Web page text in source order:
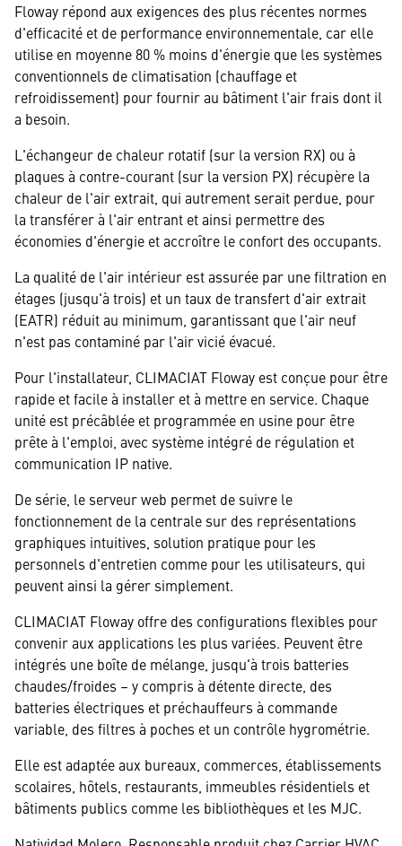
Floway répond aux exigences des plus récentes normes
d'efficacité et de performance environnementale, car elle
utilise en moyenne 80 % moins d'énergie que les systèmes
conventionnels de climatisation (chauffage et
refroidissement) pour fournir au bâtiment l'air frais dont il
a besoin.
L'échangeur de chaleur rotatif (sur la version RX) ou à
plaques à contre-courant (sur la version PX) récupère la
chaleur de l'air extrait, qui autrement serait perdue, pour
la transférer à l'air entrant et ainsi permettre des
économies d'énergie et accroître le confort des occupants.
La qualité de l'air intérieur est assurée par une filtration en
étages (jusqu'à trois) et un taux de transfert d'air extrait
(EATR) réduit au minimum, garantissant que l'air neuf
n'est pas contaminé par l'air vicié évacué.
Pour l'installateur, CLIMACIAT Floway est conçue pour être
rapide et facile à installer et à mettre en service. Chaque
unité est précâblée et programmée en usine pour être
prête à l'emploi, avec système intégré de régulation et
communication IP native.
De série, le serveur web permet de suivre le
fonctionnement de la centrale sur des représentations
graphiques intuitives, solution pratique pour les
personnels d'entretien comme pour les utilisateurs, qui
peuvent ainsi la gérer simplement.
CLIMACIAT Floway offre des configurations flexibles pour
convenir aux applications les plus variées. Peuvent être
intégrés une boîte de mélange, jusqu'à trois batteries
chaudes/froides – y compris à détente directe, des
batteries électriques et préchauffeurs à commande
variable, des filtres à poches et un contrôle hygrométrie.
Elle est adaptée aux bureaux, commerces, établissements
scolaires, hôtels, restaurants, immeubles résidentiels et
bâtiments publics comme les bibliothèques et les MJC.